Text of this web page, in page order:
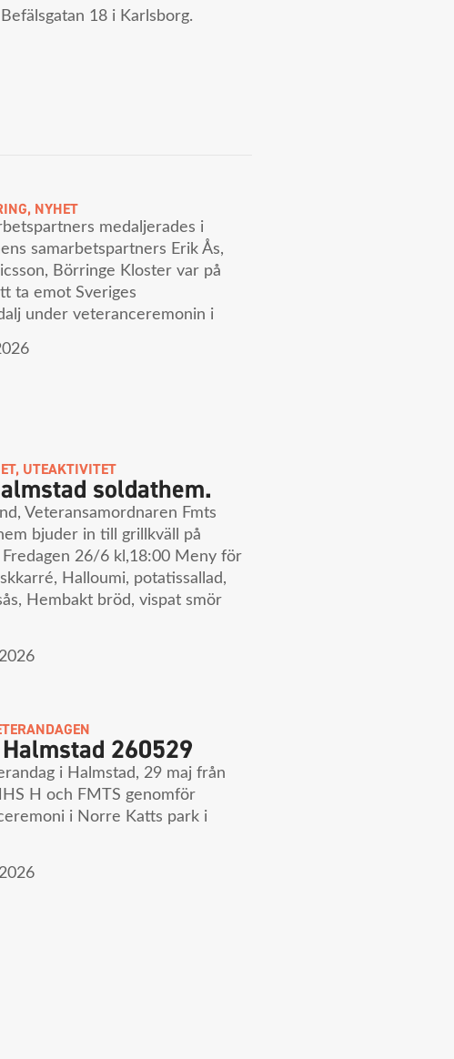
18 i Karlsborg.
, NYHET
medaljerades i
samarbetspartners Erik Ås,
Börringe Kloster var på
ta emot Sveriges
under veteranceremonin i
, UTEAKTIVITET
soldathem.
Veteransamordnaren Fmts
bjuder in till grillkväll på
Fredagen 26/6 kl,18:00 Meny för
Halloumi, potatissallad,
Hembakt bröd, vispat smör
260529
i Halmstad, 29 maj från
H och FMTS genomför
i Norre Katts park i